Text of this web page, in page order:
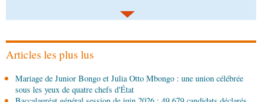
06-08-2026 12:38
ambassadrice de la marque 1xBet Congo-
Brazzaville
PolitiqueAssemblée nationale: la Commission
Ecofin s’imprègne des réalités du CHU-B
Articles les plus lus
Mariage de Junior Bongo et Julia Otto Mbongo : une union célébrée
sous les yeux de quatre chefs d'État